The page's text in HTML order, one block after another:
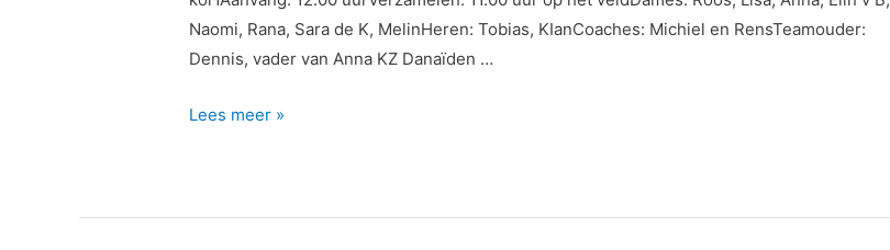
Naomi, Rana, Sara de K, MelinHeren: Tobias, KIanCoaches: Michiel en RensTeamouder:
Dennis, vader van Anna KZ Danaïden …
Lees meer »